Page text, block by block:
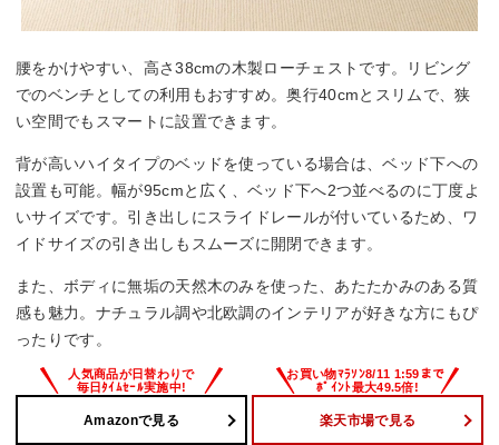
腰をかけやすい、高さ38cmの木製ローチェストです。リビング
でのベンチとしての利用もおすすめ。奥行40cmとスリムで、狭
い空間でもスマートに設置できます。
背が高いハイタイプのベッドを使っている場合は、ベッド下への
設置も可能。幅が95cmと広く、ベッド下へ2つ並べるのに丁度よ
いサイズです。引き出しにスライドレールが付いているため、ワ
イドサイズの引き出しもスムーズに開閉できます。
また、ボディに無垢の天然木のみを使った、あたたかみのある質
感も魅力。ナチュラル調や北欧調のインテリアが好きな方にもぴ
ったりです。
Amazonで見る 楽天市場で見る